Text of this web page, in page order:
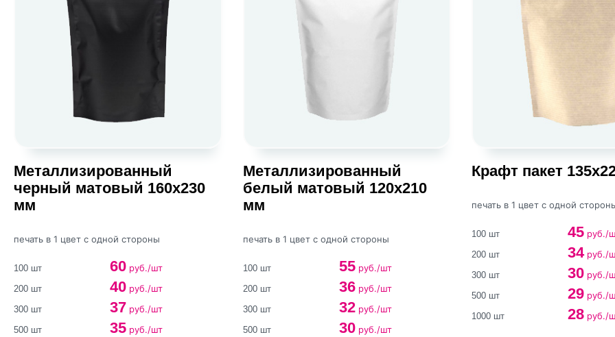
Металлизированный
черный матовый 160х230
мм
печать в 1 цвет с одной стороны
100 шт 60 руб./шт
200 шт 40 руб./шт
300 шт 37 руб./шт
500 шт 35 руб./шт
Металлизированный
белый матовый 120х210
мм
печать в 1 цвет с одной стороны
100 шт 55руб./шт
200 шт 36руб./шт
300 шт 32руб./шт
500 шт 30руб./шт
Крафт пакет
печать в 1 цвет с одной
100 шт 45 руб./
200 шт 34руб./
300 шт 30 руб./
500 шт 29 руб./
1000 шт 28 руб./